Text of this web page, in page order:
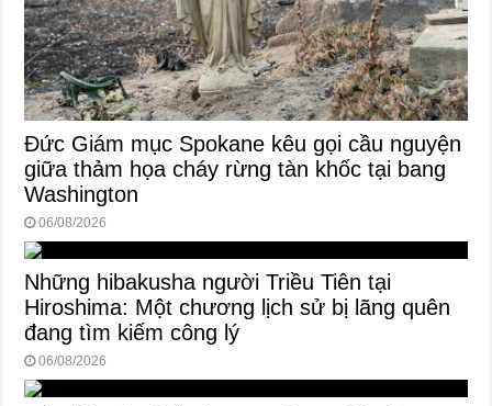
Đức Giám mục Spokane kêu gọi cầu nguyện
giữa thảm họa cháy rừng tàn khốc tại bang
Washington
06/08/2026
Những hibakusha người Triều Tiên tại
Hiroshima: Một chương lịch sử bị lãng quên
đang tìm kiếm công lý
06/08/2026